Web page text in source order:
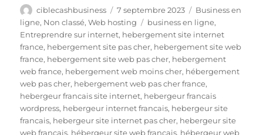
c
e
b
o
o
k
it
te
r
te
re
st
m
bl
r
d
di
t
k
e
d
I
n
rt
a
g
er
Auteur
ciblecashbusiness
Publié
le
7 septembre 2023 Catégories
Business en
ligne, Non classé,Web hosting Étiquettes
business en ligne,
Entreprendre sur internet, hebergement site internet
france, hebergement site pas cher, hebergement site web
france, hebergement site web pas cher, hebergement
web france, hebergement web moins cher, hébergement
web pas cher, hebergement web pas cher france,
hebergeur francais site internet, hebergeur francais
wordpress, hebergeur internet francais, hebergeur site
francais, hebergeur site internet pas cher, hebergeur site
web francais, hébergeur site web français, hébergeur web